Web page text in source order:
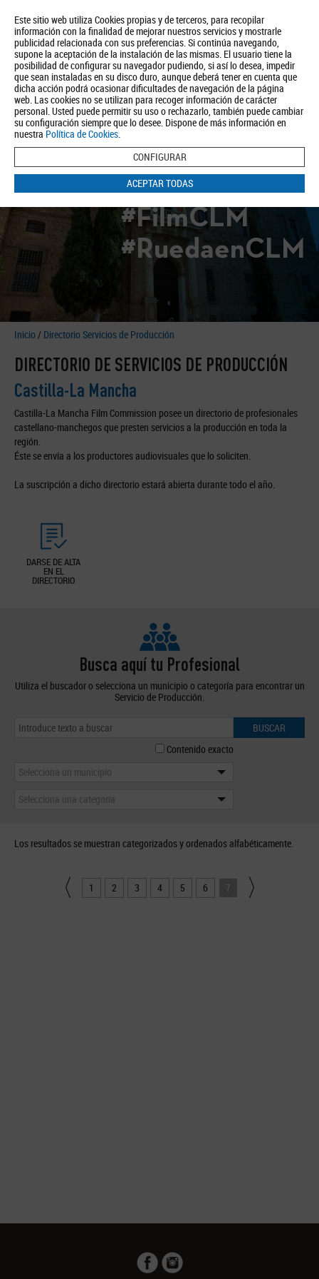
Este sitio web utiliza Cookies propias y de terceros, para recopilar
información con la finalidad de mejorar nuestros servicios y mostrarle
publicidad relacionada con sus preferencias. Si continúa navegando,
supone la aceptación de la instalación de las mismas. El usuario tiene la
posibilidad de configurar su navegador pudiendo, si así lo desea, impedir
que sean instaladas en su disco duro, aunque deberá tener en cuenta que
dicha acción podrá ocasionar dificultades de navegación de la página
web. Las cookies no se utilizan para recoger información de carácter
personal. Usted puede permitir su uso o rechazarlo, también puede cambiar
su configuración siempre que lo desee. Dispone de más información en
nuestra Política de Cookies.
CONFIGURAR
ACEPTAR TODAS
Quiénes somos Turismo Política de Privacidad Aviso Legal
Política de Cookies
BUSCAR
#FilmCLM
#RuedaenCLM
Inicio / Directorio Servicios de Producción
DIRECTORIO DE SERVICIOS DE PRODUCCIÓN
Castilla-La Mancha
Castilla-La Mancha Film Commission posee un directorio de profesionales
castellano-manchegos que presten servicios a la producción en toda la
región.
Éste se envía a los productores audiovisuales que lo soliciten.
La suscripción a dicho directorio estará abierta durante todo el año.
DARSE DE ALTA
EN EL
DIRECTORIO
Busca aquí tu Profesional
Utiliza el buscador o selecciona un municipio o categoría para encontrar un
Servicio de Producción.
BUSCAR
Contenido exacto
Selecciona un municipio
Selecciona una categoría
Los resultados se muestran categorizados y ordenados alfabéticamente.
1 2 3 4 5 6 7